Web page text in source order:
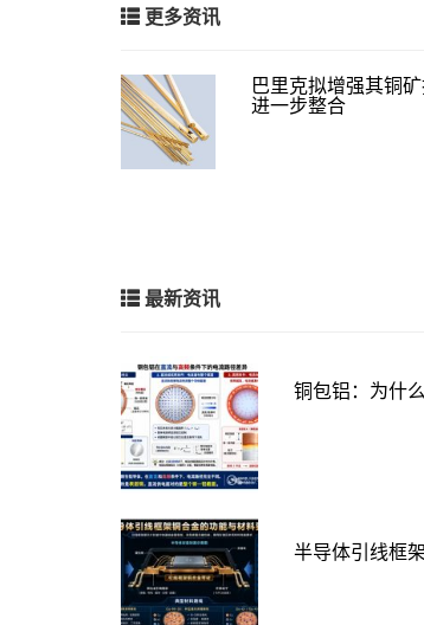
更多资讯
巴里克拟增强其铜
进一步整合
最新资讯
铜包铝：为什
半导体引线框